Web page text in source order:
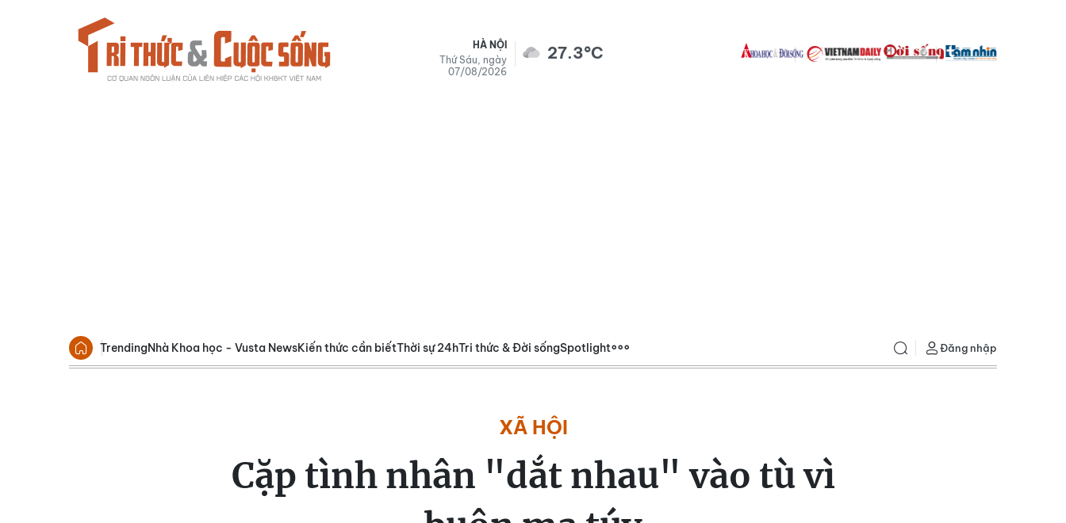
HÀ NỘI
Thứ Sáu, ngày
07/08/2026
27.3°C
TrendingNhà Khoa học - Vusta NewsKiến thức cần biếtThời sự 24hTri thức & Đời sốngSpotlight Đăng nhập
XÃ HỘI
Cặp tình nhân "dắt nhau" vào tù vì